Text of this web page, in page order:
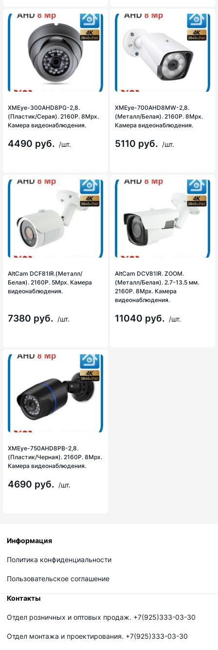
XMEye-300AHD8PG-2,8.
(Пластик/Серая). 2160P. 8Mpx.
Камера видеонаблюдения.
4490 руб. /шт.
XMEye-700AHD8MW-2,8.
(Металл/Белая). 2160P. 8Mpx.
Камера видеонаблюдения.
5110 руб. /шт.
AltCam DCF81IR.(Металл/
Белая). 2160P. 5Mpx. Камера
видеонаблюдения.
7380 руб. /шт.
AltCam DCV81IR. ZOOM.
(Металл/Белая). 2.7-13.5 мм.
2160P. 8Mpx. Камера
видеонаблюдения.
11040 руб. /шт.
XMEye-750AHD8PB-2,8.
(Пластик/Черная). 2160P. 8Mpx.
Камера видеонаблюдения.
4690 руб. /шт.
Информация
Политика конфиденциальности
Пользовательское соглашение
Контакты
Отдел розничных и оптовых продаж. +7(925)333-03-30
Отдел монтажа и проектирования. +7(925)333-03-30